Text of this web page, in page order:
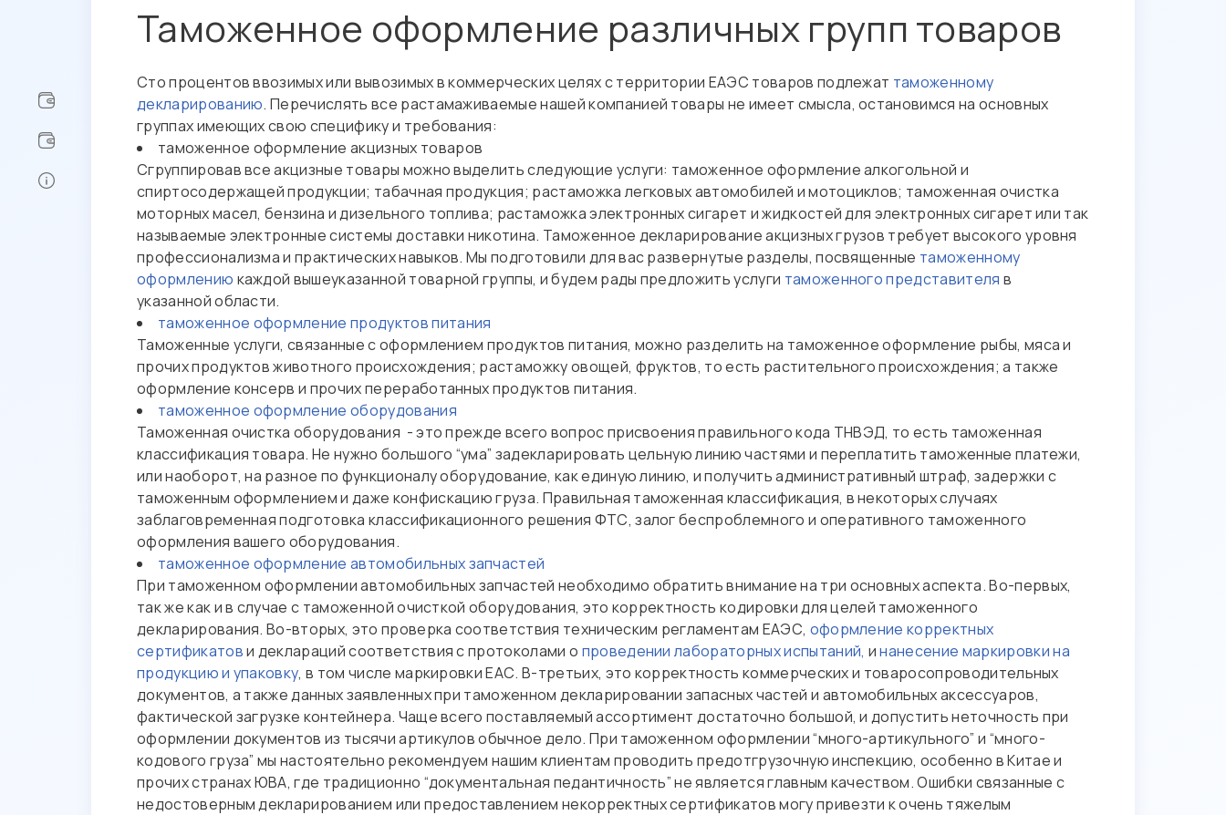
Таможенное оформление различных групп товаров
Сто процентов ввозимых или вывозимых в коммерческих целях с территории ЕАЭС товаров подлежат таможенному
декларированию. Перечислять все растамаживаемые нашей компанией товары не имеет смысла, остановимся на основных
группах имеющих свою специфику и требования:
таможенное оформление акцизных товаров
Сгруппировав все акцизные товары можно выделить следующие услуги: таможенное оформление алкогольной и
спиртосодержащей продукции; табачная продукция; растаможка легковых автомобилей и мотоциклов; таможенная очистка
моторных масел, бензина и дизельного топлива; растаможка электронных сигарет и жидкостей для электронных сигарет или так
называемые электронные системы доставки никотина. Таможенное декларирование акцизных грузов требует высокого уровня
профессионализма и практических навыков. Мы подготовили для вас развернутые разделы, посвященные таможенному
оформлению каждой вышеуказанной товарной группы, и будем рады предложить услуги таможенного представителя в
указанной области.
таможенное оформление продуктов питания
Таможенные услуги, связанные с оформлением продуктов питания, можно разделить на таможенное оформление рыбы, мяса и
прочих продуктов животного происхождения; растаможку овощей, фруктов, то есть растительного происхождения; а также
оформление консерв и прочих переработанных продуктов питания.
таможенное оформление оборудования
Таможенная очистка оборудования - это прежде всего вопрос присвоения правильного кода ТНВЭД, то есть таможенная
классификация товара. Не нужно большого “ума” задекларировать цельную линию частями и переплатить таможенные платежи,
или наоборот, на разное по функционалу оборудование, как единую линию, и получить административный штраф, задержки с
таможенным оформлением и даже конфискацию груза. Правильная таможенная классификация, в некоторых случаях
заблаговременная подготовка классификационного решения ФТС, залог беспроблемного и оперативного таможенного
оформления вашего оборудования.
таможенное оформление автомобильных запчастей
При таможенном оформлении автомобильных запчастей необходимо обратить внимание на три основных аспекта. Во-первых,
так же как и в случае с таможенной очисткой оборудования, это корректность кодировки для целей таможенного
декларирования. Во-вторых, это проверка соответствия техническим регламентам ЕАЭС, оформление корректных
сертификатови деклараций соответствия с протоколами о проведении лабораторных испытаний, инанесение маркировки на
продукцию и упаковку, в том числе маркировки ЕАС. В-третьих, это корректность коммерческих и товаросопроводительных
документов, а также данных заявленных при таможенном декларировании запасных частей и автомобильных аксессуаров,
фактической загрузке контейнера. Чаще всего поставляемый ассортимент достаточно большой, и допустить неточность при
оформлении документов из тысячи артикулов обычное дело. При таможенном оформлении “много-артикульного” и “много-
кодового груза” мы настоятельно рекомендуем нашим клиентам проводить предотгрузочную инспекцию, особенно в Китае и
прочих странах ЮВА, где традиционно “документальная педантичность” не является главным качеством. Ошибки связанные с
недостоверным декларированием или предоставлением некорректных сертификатов могу привезти к очень тяжелым